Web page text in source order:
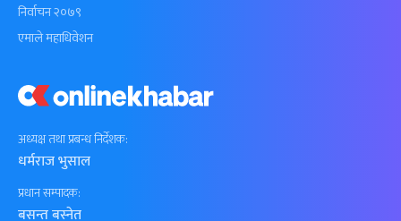
अध्यक्ष तथा प्रबन्ध निर्देशक:
धर्मराज भुसाल
प्रधान सम्पादक:
बसन्त बस्नेत
निर्वाचन २०७९
एमाले महाधिवेशन